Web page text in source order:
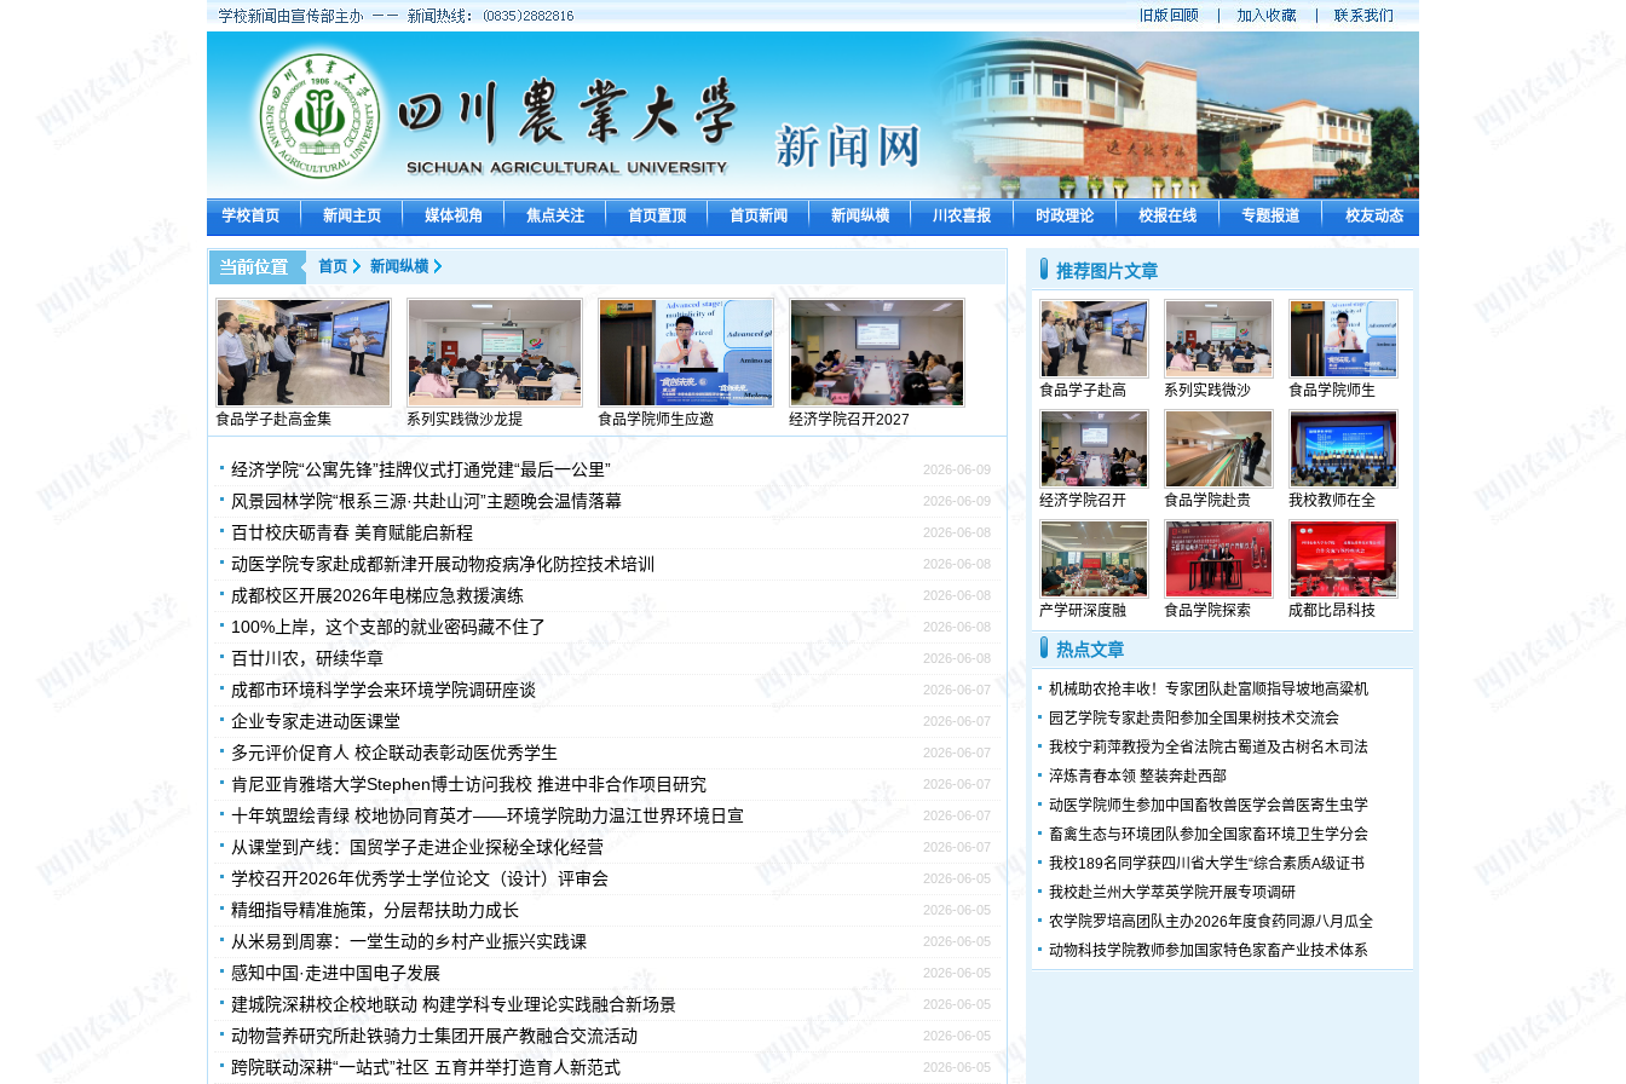
学校首页 新闻主页 媒体视角 焦点关注 首页置顶 首页新闻 新闻纵横 川农喜报 时政理论 校报在线 专题报道 校友动态
首页 新闻纵横
食品学子赴高金集 系列实践微沙龙提 食品学院师生应邀 经济学院召开2027
2026-06-09
经济学院“公寓先锋”挂牌仪式打通党建“最后一公里”
2026-06-09
风景园林学院“根系三源·共赴山河”主题晚会温情落幕
2026-06-08
百廿校庆砺青春 美育赋能启新程
2026-06-08
动医学院专家赴成都新津开展动物疫病净化防控技术培训
2026-06-08
成都校区开展2026年电梯应急救援演练
2026-06-08
100%上岸，这个支部的就业密码藏不住了
2026-06-08
百廿川农，研续华章
2026-06-07
成都市环境科学学会来环境学院调研座谈
2026-06-07
企业专家走进动医课堂
2026-06-07
多元评价促育人 校企联动表彰动医优秀学生
2026-06-07
肯尼亚肯雅塔大学Stephen博士访问我校 推进中非合作项目研究
2026-06-07
十年筑盟绘青绿 校地协同育英才——环境学院助力温江世界环境日宣
2026-06-07
从课堂到产线：国贸学子走进企业探秘全球化经营
2026-06-05
学校召开2026年优秀学士学位论文（设计）评审会
2026-06-05
精细指导精准施策，分层帮扶助力成长
2026-06-05
从米易到周寨：一堂生动的乡村产业振兴实践课
2026-06-05
​感知中国·走进中国电子发展
2026-06-05
建城院深耕校企校地联动 构建学科专业理论实践融合新场景
2026-06-05
动物营养研究所赴铁骑力士集团开展产教融合交流活动
2026-06-05
跨院联动深耕“一站式”社区 五育并举打造育人新范式
推荐图片文章
食品学子赴高 系列实践微沙 食品学院师生
经济学院召开 食品学院赴贵 我校教师在全
产学研深度融 食品学院探索 成都比昂科技
热点文章
机械助农抢丰收！专家团队赴富顺指导坡地高粱机
园艺学院专家赴贵阳参加全国果树技术交流会
我校宁莉萍教授为全省法院古蜀道及古树名木司法
淬炼青春本领 整装奔赴西部
动医学院师生参加中国畜牧兽医学会兽医寄生虫学
畜禽生态与环境团队参加全国家畜环境卫生学分会
我校189名同学获四川省大学生“综合素质A级证书
我校赴兰州大学萃英学院开展专项调研
农学院罗培高团队主办2026年度食药同源八月瓜全
动物科技学院教师参加国家特色家畜产业技术体系